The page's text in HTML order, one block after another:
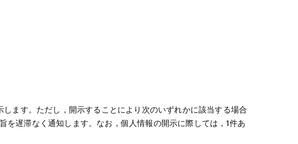
ます。ただし，開示することにより次のいずれかに該当する場合
遅滞なく通知します。なお，個人情報の開示に際しては，1件あ